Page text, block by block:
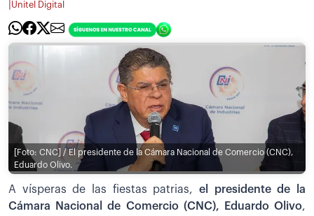
Unitel Digital
[Foto: CNC] / El presidente de la Cámara Nacional de Comercio (CNC),
Eduardo Olivo.
A vísperas de las fiestas patrias, el presidente de la
Cámara Nacional de Comercio (CNC), Eduardo Olivo,